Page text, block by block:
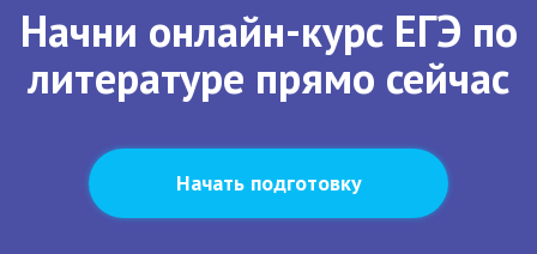
Начни онлайн-курс ЕГЭ по
литературе прямо сейчас
Начать подготовку